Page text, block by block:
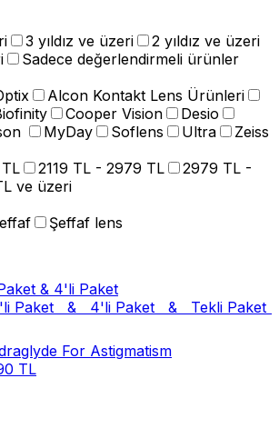
3 yıldız ve üzeri
2 yıldız ve üzeri
Sadece değerlendirmeli ürünler
Alcon Kontakt Lens Ürünleri
Cooper Vision
Desio
MyDay Soflens Ultra
Zeiss
2119 TL - 2979 TL
2979 TL -
ve üzeri
Şeffaf lens
& 4'li Paket
Paket   &   4'li Paket   & Tekli Paket
For Astigmatism
TL